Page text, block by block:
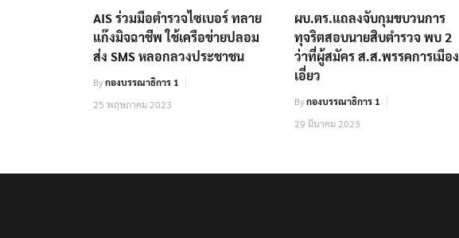
AIS ร่วมมือตำรวจไซเบอร์ ทลาย
แก๊งมิจฉาชีพ ใช้เครือข่ายปลอม
ส่ง SMS หลอกลวงประชาชน
Byกองบรรณาธิการ 1
25 พฤษภาคม 2023
ผบ.ตร.แถลงจับกุมขบวนการ
ทุจริตสอบนายสิบตำรวจ พบ 2
ว่าที่ผู้สมัคร ส.ส.พรรคการเมือง
เอี่ยว
Byกองบรรณาธิการ 1
29 มีนาคม 2023